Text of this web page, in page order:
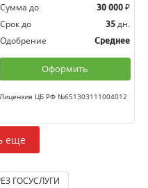
Сумма до 30 000 ₽
Срок до
35 дн.
Одобрение
Среднее
Оформить
Лицензия ЦБ РФ №651303111004012
еще
ГОСУСЛУГИ